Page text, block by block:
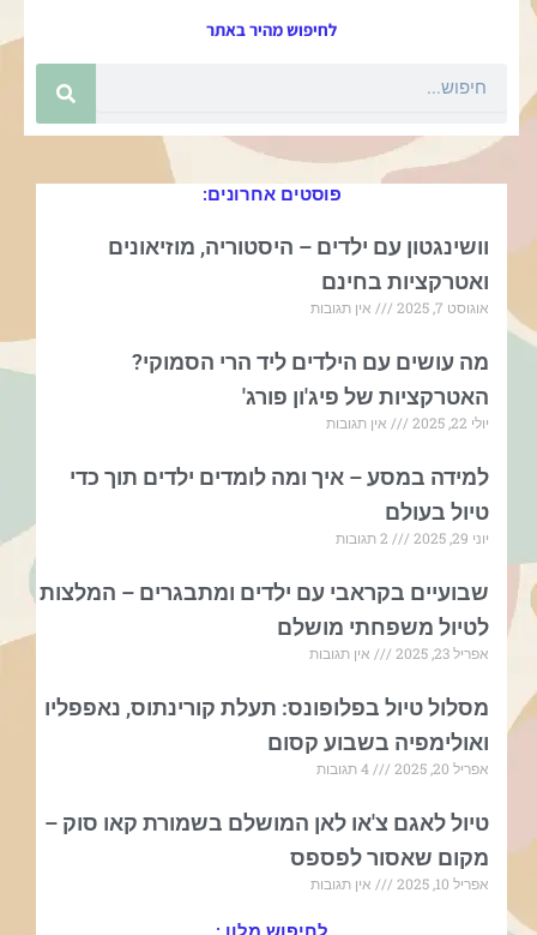
לחיפוש מהיר באתר
פוסטים אחרונים:
וושינגטון עם ילדים – היסטוריה, מוזיאונים
ואטרקציות בחינם
אוגוסט 7, 2025 אין תגובות
מה עושים עם הילדים ליד הרי הסמוקי?
האטרקציות של פיג'ון פורג'
יולי 22, 2025 אין תגובות
למידה במסע – איך ומה לומדים ילדים תוך כדי
טיול בעולם
יוני 29, 2025
שבועיים בקראבי עם ילדים ומתבגרים – המלצות
לטיול משפחתי מושלם
אפריל 23, 2025 אין תגובות
מסלול טיול בפלופונס: תעלת קורינתוס, נאפפליו
ואולימפיה בשבוע קסום
אפריל 20, 2025
טיול לאגם צ'או לאן המושלם בשמורת קאו סוק –
מקום שאסור לפספס
אפריל 10, 2025 אין תגובות